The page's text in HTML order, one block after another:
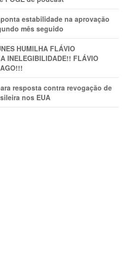
estabilidade na aprovação
mês seguido
HUMlLHA FLÁVIO
INELEGIBILIDADE!! FLÁVIO
resposta contra revogação de
nos EUA